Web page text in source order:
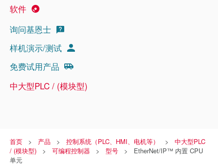
软件
询问基恩士
样机演示/测试
免费试用产品
中大型PLC / (模块型)
首页 产品 控制系统（PLC、HMI、电机等）
中大型PLC
/ (模块型)
可编程控制器 型号
EtherNet/IP™ 内置 CPU
单元